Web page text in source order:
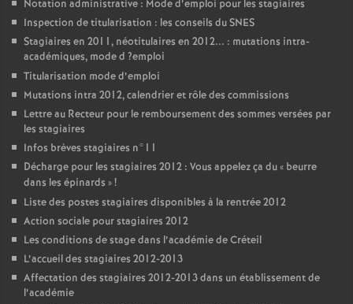
Notation administrative : Mode d’emploi pour les stagiaires
Inspection de titularisation : les conseils duSNES
Stagiaires en 2011, néotitulaires en 2012... : mutations intra-
académiques, mode d ?emploi
Titularisation mode d’emploi
Mutations intra 2012, calendrier et rôle des commissions
Lettre au Recteur pour le remboursement des sommes versées par
les stagiaires
Infos brèves stagiaires n°11
Décharge pour les stagiaires 2012 : Vous appelez ça du « beurre
dans les épinards »!
Liste des postes stagiaires disponibles à la rentrée 2012
Action sociale pour stagiaires 2012
Les conditions de stage dans l’académie de Créteil
L’accueil des stagiaires 2012-2013
Affectation des stagiaires 2012-2013 dans un établissement de
l’académie